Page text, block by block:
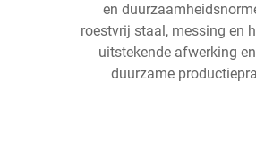
en
roestvrij staal, messing en
uitstekende afwerking
duurzame